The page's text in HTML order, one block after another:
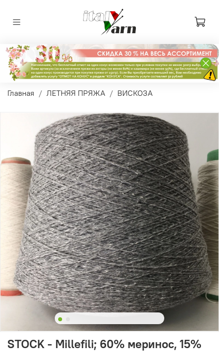
Главная ЛЕТНЯЯ ПРЯЖА ВИСКОЗА
STOCK - Millefili; 60% меринос, 15%